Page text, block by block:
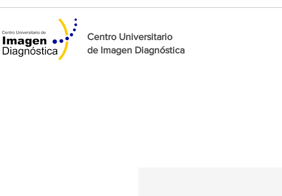
Centro Universitario
de Imagen Diagnóstica